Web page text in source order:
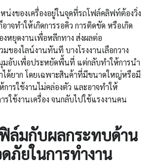
น่งของเครื่องอยู่ในจุดที่รถโฟล์คลิฟท์ต้องวิ่ง
าจทำให้เกิดการรอคิว การติดขัด หรือเกิด
หยุดงานเพื่อหลีกทาง ส่งผลต่อ
ของไลน์งานทันที บางโรงงานเลือกวาง
มอับเพื่อประหยัดพื้นที่ แต่กลับทำให้การนำ
ได้ยาก โดยเฉพาะสินค้าที่มีขนาดใหญ่หรือมี
ารใช้งานไม่คล่องตัว และอาจทำให้
รใช้งานเครื่อง จนกลับไปใช้แรงงานคน
ล์มกับผลกระทบด้าน
ภัยในการทำงาน